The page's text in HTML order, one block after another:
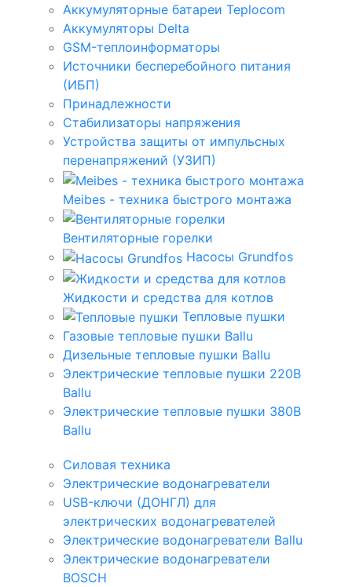
Аккумуляторные батареи Teplocom
Аккумуляторы Delta
GSM-теплоинформаторы
Источники бесперебойного питания
(ИБП)
Принадлежности
Стабилизаторы напряжения
Устройства защиты от импульсных
перенапряжений (УЗИП)
Meibes - техника быстрого монтажа
Вентиляторные горелки
Насосы Grundfos
Жидкости и средства для котлов
Тепловые пушки
Газовые тепловые пушки Ballu
Дизельные тепловые пушки Ballu
Электрические тепловые пушки 220В
Ballu
Электрические тепловые пушки 380В
Ballu
Силовая техника
Электрические водонагреватели
USB-ключи (ДОНГЛ) для
электрических водонагревателей
Электрические водонагреватели Ballu
Электрические водонагреватели
BOSCH